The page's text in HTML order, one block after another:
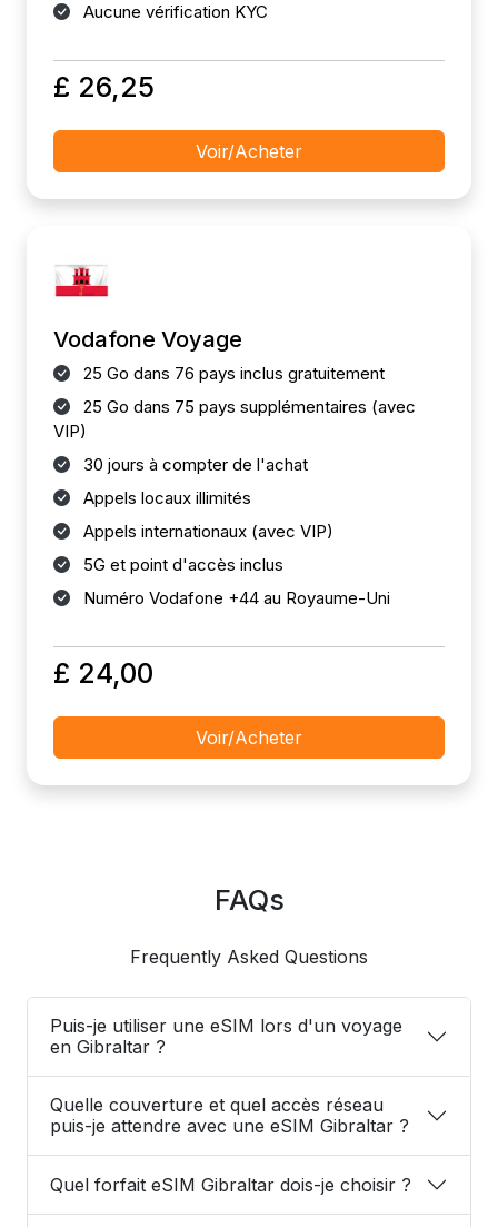
Aucune vérification KYC
£ 26,25
Voir/Acheter
Vodafone Voyage
25 Go dans 76 pays inclus gratuitement
25 Go dans 75 pays supplémentaires (avec
VIP)
30 jours à compter de l'achat
Appels locaux illimités
Appels internationaux (avec VIP)
5G et point d'accès inclus
Numéro Vodafone +44 au Royaume-Uni
£ 24,00
Voir/Acheter
FAQs
Frequently Asked Questions
Puis-je utiliser une eSIM lors d'un voyage
en Gibraltar ?
Quelle couverture et quel accès réseau
puis-je attendre avec une eSIM Gibraltar ?
Quel forfait eSIM Gibraltar dois-je choisir ?